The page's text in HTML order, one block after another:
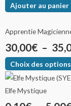
Ajouter au panier
Apprentie
30,00€ –
Choix des options
Elfe Mystique